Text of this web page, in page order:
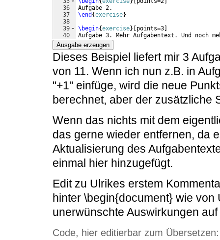
36
37
38
39
40
41
Aufgabe 2.
\end {exercise}
\begin{exercise} points=3
Aufgabe 3. Mehr Aufgabentext. Und noch
\end{exercise
Ausgabe erzeugen
Dieses Beispiel liefert mir 3
von 11. Wenn ich nun z.B. in
"+1" einfüge, wird die neue
berechnet, aber der zusätzliche
Wenn das nichts mit dem
das gerne wieder entfernen, da
Aktualisierung des
einmal hier hinzugefügt.
Edit zu Ulrikes erstem
hinter \begin{document} wie
unerwünschte Auswirkungen
Code, hier editierbar zum Übersetzen: